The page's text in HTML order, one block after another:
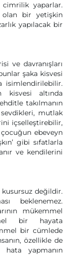
yaparlar.
olan bir yetişkin
yapılacak bir
ve davranışları
şaka kisvesi
isimlendirilebilir.
kisvesi altında
takılmanın
sevdikleri, mutlak
içselleştirebilir,
ebeveyn
gibi sıfatlarla
ve kendilerini
değildir.
beklenemez.
mükemmel
bir hayata
bir cümlede
özellikle de
yapmanın